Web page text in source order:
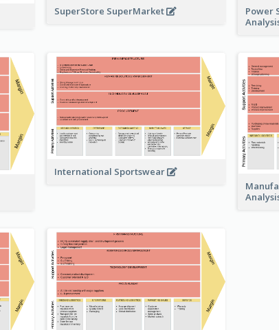
SuperStore SuperMarket
Power
International Sportswear